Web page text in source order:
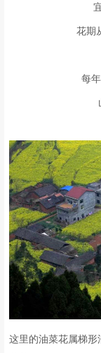
花期
每
这里的油菜花属梯形